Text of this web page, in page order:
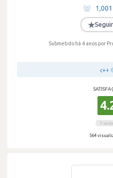
·
·
★Seguir
Submetido há 4 anos por
c++
1
564